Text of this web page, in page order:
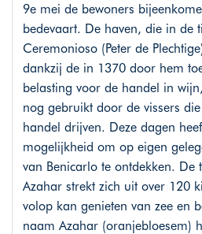
9e mei de bewoners
bedevaart. De haven, die in de
Ceremonioso (Peter de
dankzij de in 1370 door hem
belasting voor de handel in
nog gebruikt door de vissers
handel drijven. Deze dagen
mogelijkheid om op eigen
van Benicarlo te ontdekken. De
Azahar strekt zich uit over 120
volop kan genieten van zee en
naam Azahar (oranjebloesem)